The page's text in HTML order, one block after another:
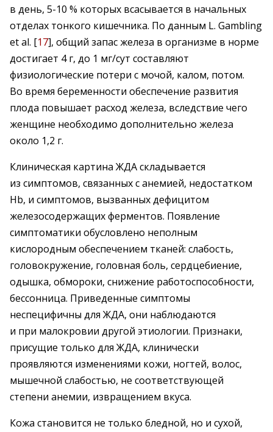
в день, 5-10 % которых всасывается в начальных
отделах тонкого кишечника. По данным L. Gambling
et al. [17], общий запас железа в организме в норме
достигает 4 г, до 1 мг/сут составляют
физиологические потери с мочой, калом, потом.
Во время беременности обеспечение развития
плода повышает расход железа, вследствие чего
женщине необходимо дополнительно железа
около 1,2 г.
Клиническая картина ЖДА складывается
из симптомов, связанных с анемией, недостатком
Hb, и симптомов, вызванных дефицитом
железосодержащих ферментов. Появление
симптоматики обусловлено неполным
кислородным обеспечением тканей: слабость,
головокружение, головная боль, сердцебиение,
одышка, обмороки, снижение работоспособности,
бессонница. Приведенные симптомы
неспецифичны для ЖДА, они наблюдаются
и при малокровии другой этио­логии. Признаки,
присущие только для ЖДА, клинически
проявляются изменениями кожи, ногтей, волос,
мышечной слабостью, не соответствующей
степени анемии, извращением вкуса.
Кожа становится не только бледной, но и сухой,